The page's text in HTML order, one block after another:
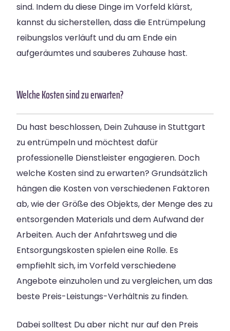
sind. Indem du diese Dinge im Vorfeld klärst,
kannst du sicherstellen, dass die Entrümpelung
reibungslos verläuft und du am Ende ein
aufgeräumtes und sauberes Zuhause hast.
Welche Kosten sind zu erwarten?
Du hast beschlossen, Dein Zuhause in Stuttgart
zu entrümpeln und möchtest dafür
professionelle Dienstleister engagieren. Doch
welche Kosten sind zu erwarten? Grundsätzlich
hängen die Kosten von verschiedenen Faktoren
ab, wie der Größe des Objekts, der Menge des zu
entsorgenden Materials und dem Aufwand der
Arbeiten. Auch der Anfahrtsweg und die
Entsorgungskosten spielen eine Rolle. Es
empfiehlt sich, im Vorfeld verschiedene
Angebote einzuholen und zu vergleichen, um das
beste Preis-Leistungs-Verhältnis zu finden.
Dabei solltest Du aber nicht nur auf den Preis